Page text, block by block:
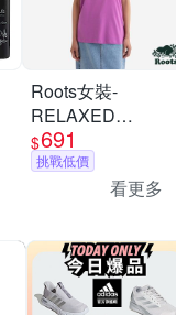
Roots女裝-
RELAXED
COOPER 短袖上
衣-淡莓紫
$691
挑戰低價
看更多